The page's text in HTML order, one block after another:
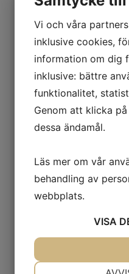
Pen
9880kr
Att välja Doctor
lyfta din
några av de mest
Effektivitet
Doctor Pen’s
mikrokanaler i
Vi och våra
inklusive cookies,
information om dig
inklusive: bättre
funktionalitet,
Genom att klicka
dessa ändamål.
Läs mer om vår
behandling av
webbplats.
VISA